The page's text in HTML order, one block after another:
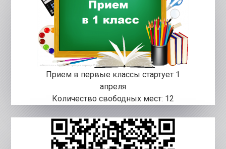
Прием в первые классы стартует 1
апреля
Количество свободных мест: 12